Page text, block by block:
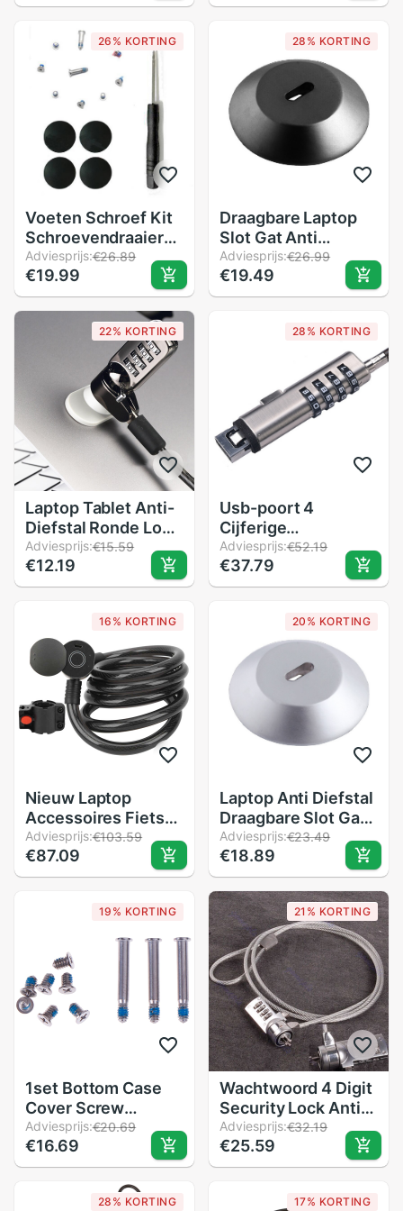
Universele 4
Cijferige
Wachtwoord
Notebook
Combinatie Anti
Diefstal
26% KORTING
Voeten Schroef Kit
Schroevendraaier
Voet Rubber Tool
Accessoires
Vervanging Bottom
Case Cover Voor
Macbook Air
Adviesprijs:€26.89
€19.99
28% KORTING
Draagbare Laptop
Slot Gat Anti
Diefstal Tablet Safty
Ronde Voor Ipad
Duurzaam Zwart
Adviesprijs:€26.99
€19.49
22% KORTING
Laptop Tablet Anti-
Diefstal Ronde Lock
Key Hole
Compatibel Voor
Ipad Macbook
Lock Base
Onderdelen Zwarte
Kleur duurzaam
Adviesprijs:€15.59
€12.19
28% KORTING
Usb-poort 4
Cijferige
Wachtwoord
Universele Kabel
Kantoor Laptop
Professionele Anti
Diefstal Beveiliging
Keyless Combinatie
Adviesprijs:€52.19
€37.79
16% KORTING
Nieuw Laptop
Accessoires Fiets
Motorfiets Lock
IP65 Waterdicht
Verdikking Usb
Lock Laptop Sloten
Adviesprijs:€103.59
€87.09
20% KORTING
Laptop Anti Diefstal
Draagbare Slot Gat
Duurzaam Tablet
Voor Ipad Ronde
Safty
Adviesprijs:€23.49
€18.89
19% KORTING
1set Bottom Case
Cover Screw
Screws Set For Pro
Series 13" 15" 17"
Adviesprijs:€20.69
€16.69
21% KORTING
Wachtwoord 4 Digit
Security Lock Anti-
Diefstal Ketting
Voor Notebook Pc
Laptop 54DB
Adviesprijs:€32.19
€25.59
28% KORTING 17% KORTING